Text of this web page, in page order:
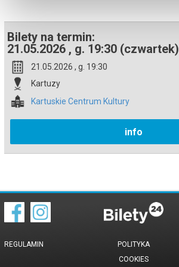
Bilety na termin:
21.05.2026 , g. 19:30 (czwartek)
21.05.2026 , g. 19:30
Kartuzy
Kartuskie Centrum Kultury
info
REGULAMIN
POLITYKA
COOKIES